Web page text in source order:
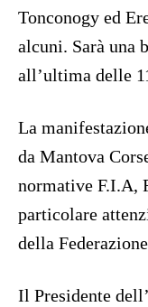
Tonconogy ed
alcuni. Sarà una
all’ultima delle
La
da Mantova
normative F.I.A,
particolare
della
Il Presidente